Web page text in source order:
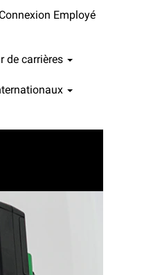
Connexion Employé
de carrières